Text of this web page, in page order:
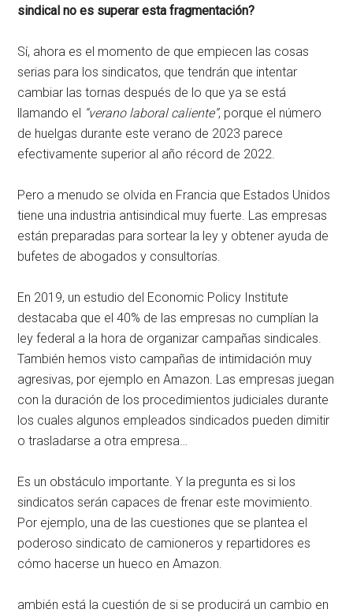
sindical no es superar esta fragmentación?
Sí, ahora es el momento de que empiecen las cosas
serias para los sindicatos, que tendrán que intentar
cambiar las tornas después de lo que ya se está
llamando el “verano laboral caliente”, porque el número
de huelgas durante este verano de 2023 parece
efectivamente superior al año récord de 2022.
Pero a menudo se olvida en Francia que Estados Unidos
tiene una industria antisindical muy fuerte. Las empresas
están preparadas para sortear la ley y obtener ayuda de
bufetes de abogados y consultorías.
En 2019, un estudio del Economic Policy Institute
destacaba que el 40% de las empresas no cumplían la
ley federal a la hora de organizar campañas sindicales.
También hemos visto campañas de intimidación muy
agresivas, por ejemplo en Amazon. Las empresas juegan
con la duración de los procedimientos judiciales durante
los cuales algunos empleados sindicados pueden dimitir
o trasladarse a otra empresa…
Es un obstáculo importante. Y la pregunta es si los
sindicatos serán capaces de frenar este movimiento.
Por ejemplo, una de las cuestiones que se plantea el
poderoso sindicato de camioneros y repartidores es
cómo hacerse un hueco en Amazon.
ambién está la cuestión de si se producirá un cambio en